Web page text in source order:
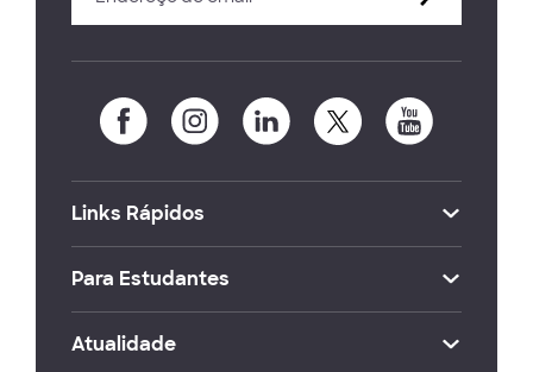
Links Rápidos
Para Estudantes
Atualidade